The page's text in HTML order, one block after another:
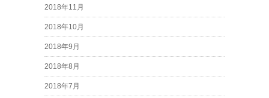
2018年11月
2018年10月
2018年9月
2018年8月
2018年7月